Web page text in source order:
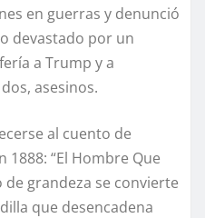
en guerras y denunció
devastado por un
a Trump y a
asesinos.
al cuento de
1888: “El Hombre Que
de grandeza se convierte
que desencadena